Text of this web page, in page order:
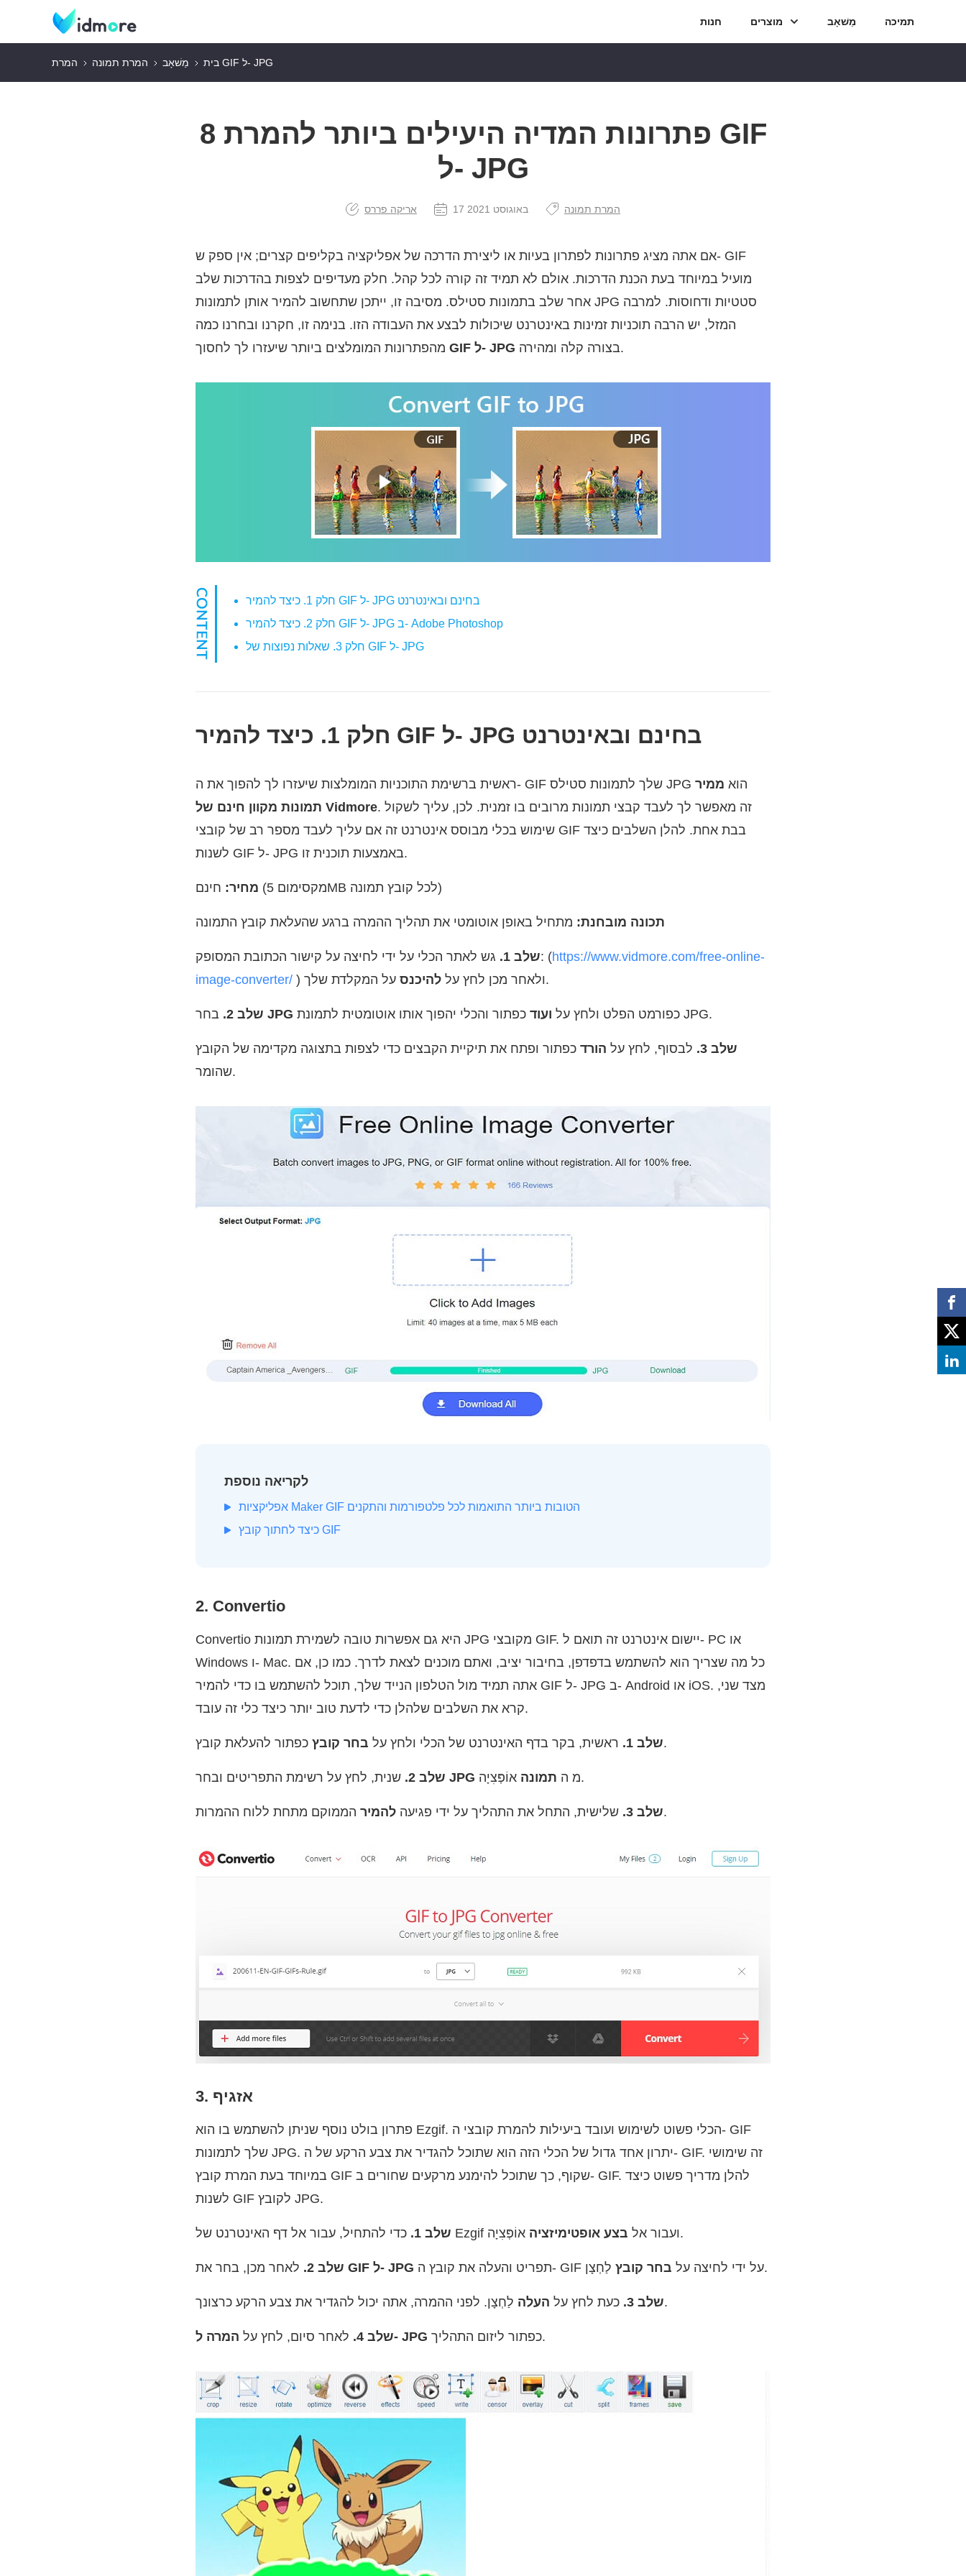
חנות מוצרים מַשׁאָב תמיכה
בית מַשׁאָב המרת תמונה המרת GIF ל- JPG
8 פתרונות המדיה היעילים ביותר להמרת GIF
ל- JPG
אריקה פררס 17 באוגוסט 2021 המרת תמונה
אם אתה מציג פתרונות לפתרון בעיות או ליצירת הדרכה של אפליקציה בקליפים קצרים; אין ספק ש- GIF
מועיל במיוחד בעת הכנת הדרכות. אולם לא תמיד זה קורה לכל קהל. חלק מעדיפים לצפות בהדרכות שלב
אחר שלב בתמונות סטילס. מסיבה זו, ייתכן שתחשוב להמיר אותן לתמונות JPG סטטיות ודחוסות. למרבה
המזל, יש הרבה תוכניות זמינות באינטרנט שיכולות לבצע את העבודה הזו. בנימה זו, חקרנו ובחרנו כמה
GIF ל- JPG בצורה קלה ומהירה.
חלק 1. כיצד להמיר GIF ל- JPG בחינם ובאינטרנט
חלק 2. כיצד להמיר GIF ל- JPG ב- Adobe Photoshop
חלק 3. שאלות נפוצות של GIF ל- JPG
חלק 1. כיצד להמיר GIF ל- JPG בחינם ובאינטרנט
ראשית ברשימת התוכניות המומלצות שיעזרו לך להפוך את ה- GIF שלך לתמונות סטילס JPG הוא ממיר
תמונות מקוון חינם של Vidmore. זה מאפשר לך לעבד קבצי תמונות מרובים בו זמנית. לכן, עליך לשקול
שימוש בכלי מבוסס אינטרנט זה אם עליך לעבד מספר רב של קובצי GIF בבת אחת. להלן השלבים כיצד
לשנות GIF ל- JPG באמצעות תוכנית זו.
מחיר: חינם (מקסימום 5MB לכל קובץ תמונה)
תכונה מובחנת: מתחיל באופן אוטומטי את תהליך ההמרה ברגע שהעלאת קובץ התמונה
שלב 1.גש לאתר הכלי על ידי לחיצה על קישור הכתובת המסופק: (https://www.vidmore.com/free-online-
image-converter/
) ולאחר מכן לחץ על להיכנס על המקלדת שלך.
שלב 2. JPG כפורמט הפלט ולחץ על ועוד כפתור והכלי יהפוך אותו אוטומטית לתמונת JPG.
שלב 3. לבסוף, לחץ על הורד כפתור ופתח את תיקיית הקבצים כדי לצפות בתצוגה מקדימה של הקובץ
שהומר.
לקריאה נוספת
אפליקציות Maker GIF הטובות ביותר התואמות לכל פלטפורמות והתקנים
כיצד לחתוך קובץ GIF
2. Convertio
Convertio היא גם אפשרות טובה לשמירת תמונות JPG מקובצי GIF. יישום אינטרנט זה תואם ל- PC או
Windows ו- Mac. כל מה שצריך הוא להשתמש בדפדפן, בחיבור יציב, ואתם מוכנים לצאת לדרך. כמו כן, אם
אתה תמיד מול הטלפון הנייד שלך, תוכל להשתמש בו כדי להמיר GIF ל- JPG ב- Android או iOS. מצד שני,
קרא את השלבים שלהלן כדי לדעת טוב יותר כיצד כלי זה עובד.
שלב 1. ראשית, בקר בדף האינטרנט של הכלי ולחץ על בחר קובץ כפתור להעלאת קובץ.
שלב 2. JPG מ ה תמונה אוֹפְּצִיָה.
שלב 3. שלישית, התחל את התהליך על ידי פגיעה להמיר הממוקם מתחת ללוח ההמרות.
3. אזגיף
פתרון בולט נוסף שניתן להשתמש בו הוא Ezgif. הכלי פשוט לשימוש ועובד ביעילות להמרת קובצי ה- GIF
שלך לתמונות JPG. יתרון אחד גדול של הכלי הזה הוא שתוכל להגדיר את צבע הרקע של ה- GIF. זה שימושי
במיוחד בעת המרת קובץ GIF שקוף, כך שתוכל להימנע מרקעים שחורים ב- GIF. להלן מדריך פשוט כיצד
לשנות GIF לקובץ JPG.
שלב 1. כדי להתחיל, עבור אל דף האינטרנט של Ezgif ועבור אל בצע אופטימיזציה אוֹפְּצִיָה.
שלב 2. GIF ל- JPG תפריט והעלה את קובץ ה- GIF על ידי לחיצה על בחר קובץ לַחְצָן.
שלב 3. כעת לחץ על העלה לַחְצָן. לפני ההמרה, אתה יכול להגדיר את צבע הרקע כרצונך.
שלב 4. לאחר סיום, לחץ על המרה ל- JPG כפתור ליזום התהליך.